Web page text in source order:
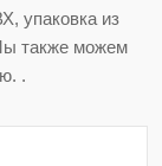
упаковка из
также можем
.